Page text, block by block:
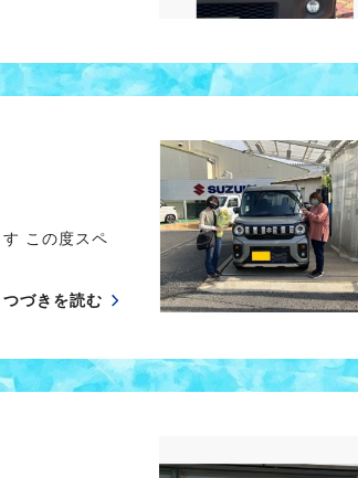
この度スペ
つづきを読む